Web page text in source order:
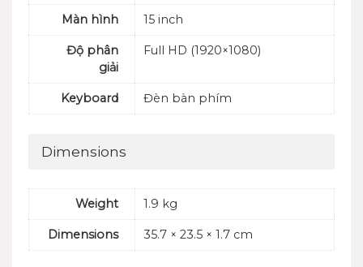
Màn hình 15 inch
Độ phân
giải
Full HD (1920×1080)
Keyboard Đèn bàn phím
Dimensions
Weight 1.9 kg
Dimensions 35.7 × 23.5 × 1.7 cm